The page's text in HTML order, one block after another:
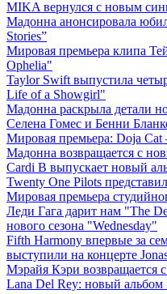
MIKA вернулся с новым
Мадонна анонсировала
Stories”
Мировая премьера клипа
Ophelia"
Taylor Swift выпустила
Life of a Showgirl"
Мадонна раскрыла детали
Селена Гомес и Бенни
Мировая премьера: Doja
Мадонна возвращается с
Cardi B выпускает новый
Twenty One Pilots
Мировая премьера
Леди Гага дарит нам "The
нового сезона "Wednesday"
Fifth Harmony впервые за
выступили на концерте
Мэрайя Кэри возвращается
Lana Del Rey: новый альбом